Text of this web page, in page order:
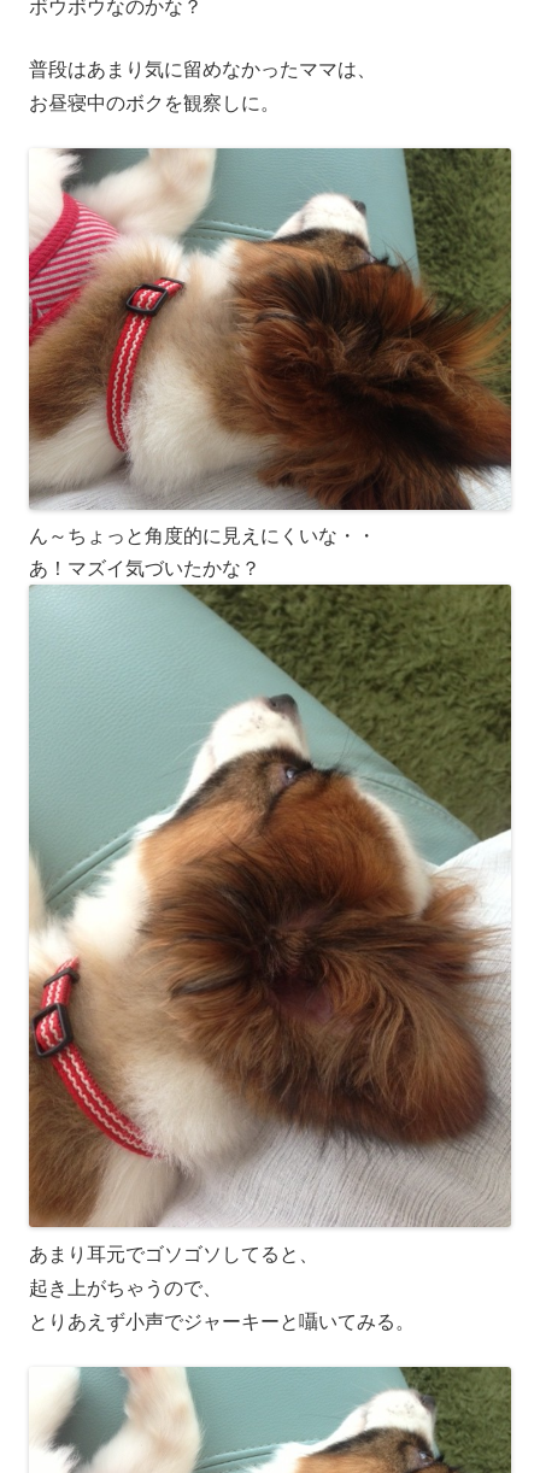
ボウボウなのかな？
普段はあまり気に留めなかったママは、
お昼寝中のボクを観察しに。
ん～ちょっと角度的に見えにくいな・・
あ！マズイ気づいたかな？
あまり耳元でゴソゴソしてると、
起き上がちゃうので、
とりあえず小声でジャーキーと囁いてみる。